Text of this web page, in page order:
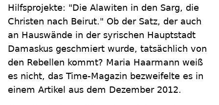
Hilfsprojekte: "Die Alawiten in den Sarg, die
Christen nach Beirut." Ob der Satz, der auch
an Hauswände in der syrischen Hauptstadt
Damaskus geschmiert wurde, tatsächlich von
den Rebellen kommt? Maria Haarmann weiß
es nicht, das Time-Magazin bezweifelte es in
einem Artikel aus dem Dezember 2012.